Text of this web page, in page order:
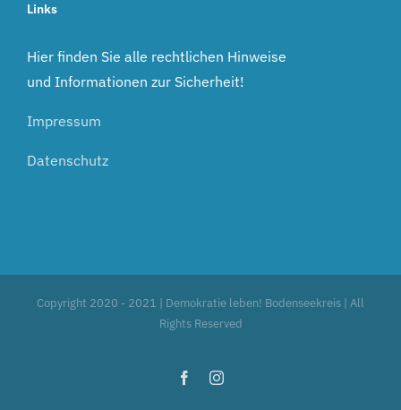
Links
Hier finden Sie alle rechtlichen Hinweise
und Informationen zur Sicherheit!
Impressum
Datenschutz
Copyright 2020 - 2021 | Demokratie leben! Bodenseekreis | All
Rights Reserved
FacebookInstagram